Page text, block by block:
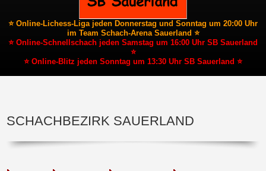
⭐ Online-Lichess-Liga jeden Donnerstag und Sonntag um 20:00 Uhr
im Team Schach-Arena Sauerland ⭐
⭐ Online-Schnellschach jeden Samstag um 16:00 Uhr SB Sauerland
⭐
⭐ Online-Blitz jeden Sonntag um 13:30 Uhr SB Sauerland ⭐
SCHACHBEZIRK SAUERLAND